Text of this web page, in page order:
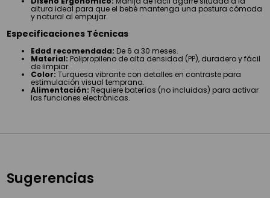
altura ideal para que el bebé mantenga una postura cómoda
y natural al empujar.
Especificaciones Técnicas
Edad recomendada: De 6 a 30 meses.
Material: Polipropileno de alta densidad (PP), duradero y fácil
de limpiar.
Color: Turquesa vibrante con detalles en contraste para
estimulación visual temprana.
Alimentación: Requiere baterías (no incluidas) para activar
las funciones electrónicas.
Sugerencias